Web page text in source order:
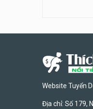
Website Tuyển
Địa chỉ: Số 179,